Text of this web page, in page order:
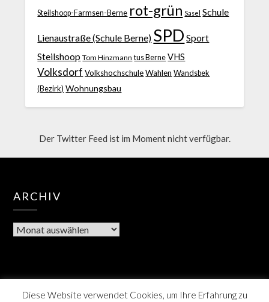
Steilshoop-Farmsen-Berne rot-grün Sasel Schule
Lienaustraße (Schule Berne) SPD Sport
Steilshoop Tom Hinzmann tus Berne VHS
Volksdorf Volkshochschule Wahlen Wandsbek
(Bezirk) Wohnungsbau
Der Twitter Feed ist im Moment nicht verfügbar.
ARCHIV
Diese Website verwendet Cookies, um Ihre Erfahrung zu